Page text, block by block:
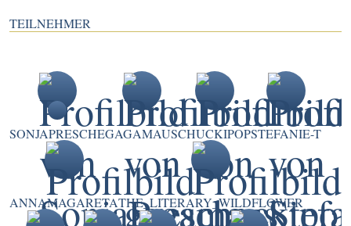
TEILNEHMER
SONJAPRESCHEGAGAMAUSCHUCKIPOPSTEFANIE-T
ANNAMAGARETATHE_LITERARY_WILDFLOWER